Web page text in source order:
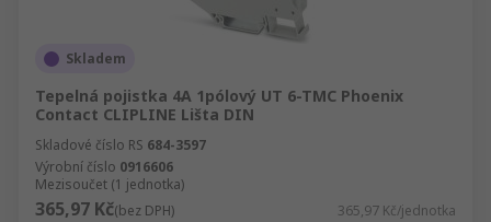
Skladem
Tepelná pojistka 4A 1pólový UT 6-TMC Phoenix
Contact CLIPLINE Lišta DIN
Skladové číslo RS 684-3597
Výrobní číslo 0916606
Mezisoučet (1 jednotka)
365,97 Kč(bez DPH) 365,97 Kč/jednotka